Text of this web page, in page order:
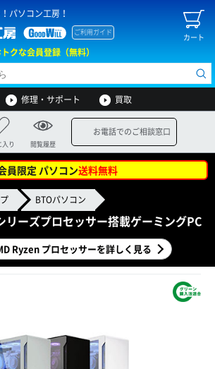
パソコン工房！
カート
ご利用ガイド
クな会員登録（無料）
修理・サポート 買取
入り 閲覧履歴
お電話でのご相談窓口
員限定 パソコン送料無料
BTOパソコン
リーズプロセッサー搭載ゲーミングPC
Ryzen プロセッサーを詳しく見る